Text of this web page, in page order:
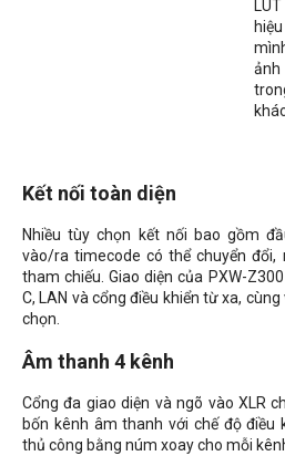
Kết nối toàn diện
Nhiều tùy chọn kết nối bao gồm
vào/ra timecode có thể chuyển đổi,
tham chiếu. Giao diện của PXW-
C, LAN và cổng điều khiển từ xa,
chọn.
Âm thanh 4 kênh
Cổng đa giao diện và ngõ vào XLR
bốn kênh âm thanh với chế độ
thủ công bằng núm xoay cho mỗi